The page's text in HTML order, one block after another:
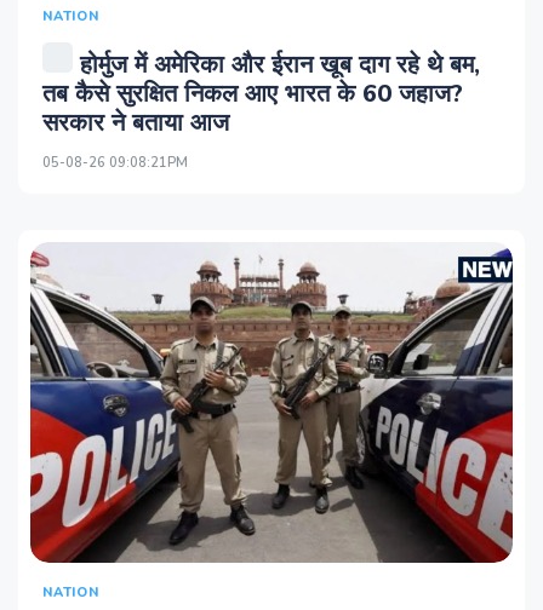
NATION
होर्मुज में अमेरिका और ईरान खूब दाग रहे थे बम,
तब कैसे सुरक्षित निकल आए भारत के 60 जहाज?
सरकार ने बताया आज
05-08-26 09:08:21PM
NATION